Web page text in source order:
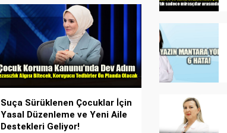
Suça Sürüklenen Çocuklar İçin
Yasal Düzenleme ve Yeni Aile
Destekleri Geliyor!